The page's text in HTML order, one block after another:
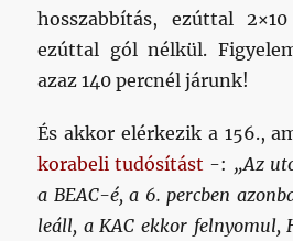
hosszabbítás, ezúttal
ezúttal gól nélkül.
azaz 140 percnél járunk!
És akkor elérkezik a 156.,
korabeli tudósítást -: „Az
a BEAC-é, a 6. percben
leáll, a KAC ekkor felnyomul,